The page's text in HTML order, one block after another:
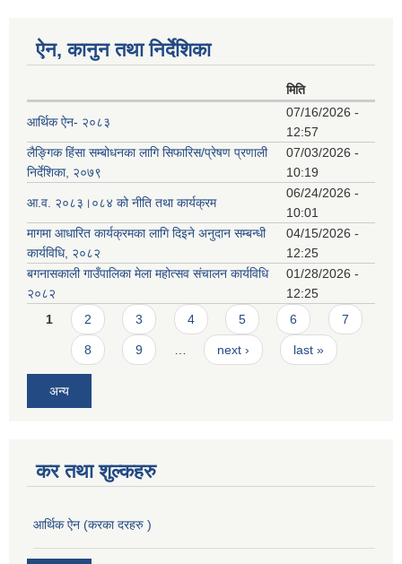
ऐन, कानुन तथा निर्देशिका
मिति
आर्थिक ऐन- २०८३
07/16/2026 -
12:57
लैङ्गिक हिंसा सम्बोधनका लागि सिफारिस/प्रेषण प्रणाली
निर्देशिका, २०७९
07/03/2026 -
10:19
आ.व. २०८३।०८४ को नीति तथा कार्यक्रम
06/24/2026 -
10:01
मागमा आधारित कार्यक्रमका लागि दिइने अनुदान सम्बन्धी
कार्यविधि, २०८२
04/15/2026 -
12:25
बगनासकाली गाउँपालिका मेला महोत्सव संचालन कार्यविधि
२०८२
01/28/2026 -
12:25
Pages
1 2 3 4 5 6 7
8 9 next › last »
अन्य
कर तथा शुल्कहरु
आर्थिक ऐन (करका दरहरु )